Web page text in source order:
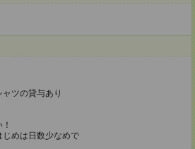
ツの貸与あり
めは日数少なめで